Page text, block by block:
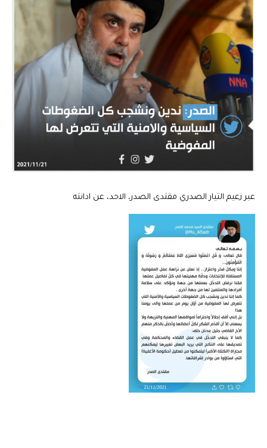
عبر زعيم التيار الصدري مقتدى الصدر، الاحد، عن ادانته